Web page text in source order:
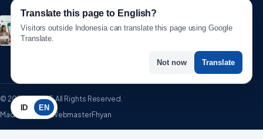
© 2026 WartaIT. All Rights Reserved.
Made with ♥ by WebmasterFhyan
ID EN
Translate this page to English?
Visitors outside Indonesia can translate this page using Google
Translate.
Not now Translate